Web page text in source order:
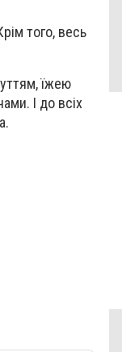
того, весь
їжею
І до всіх